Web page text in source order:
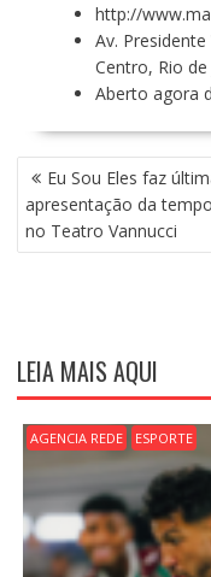
http://www.
Av.
Centro, Rio de
Aberto agora
N
A
V
E
Ã
O
D
E
P
S
T
Eu Sou Eles faz
apresentação da
no Teatro Vannucci
LEIA MAIS AQUI
AGENCIA REDE ESPORTE